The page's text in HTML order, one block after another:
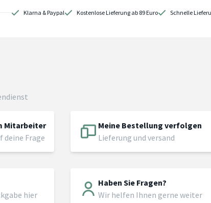
Klarna & Paypal Kostenlose Lieferung ab 89 Euro Schnelle
Mitarbeiter
Frage
Meine Bestellung verfolgen
Lieferung und versand
hier
Haben Sie Fragen?
Wir helfen Ihnen gerne weiter